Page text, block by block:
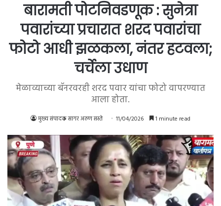
बारामती पोटनिवडणूक : सुनेत्रा
पवारांच्या प्रचारात शरद पवारांचा
फोटो आधी झळकला, नंतर हटवला;
चर्चेला उधाण
मेळाव्याच्या बॅनरवरही शरद पवार यांचा फोटो वापरण्यात
आला होता.
मुख्य संपादक सागर अरुण सस्ते 11/04/2026 1 minute read